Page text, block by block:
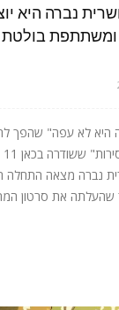
נברה היא
ומשתתפת
היא לא עפה" שהפך
נברה מצאה התחלה
את סרטון